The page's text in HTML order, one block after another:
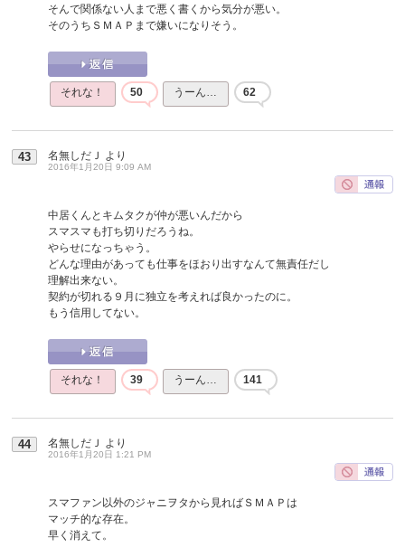
そんで関係ない人まで悪く書くから気分が悪い。
そのうちＳＭＡＰまで嫌いになりそう。
それな！ 50 うーん… 62
43 名無しだＪ より
2016年1月20日 9:09 AM
中居くんとキムタクが仲が悪いんだから
スマスマも打ち切りだろうね。
やらせになっちゃう。
どんな理由があっても仕事をほおり出すなんて無責任だし
理解出来ない。
契約が切れる９月に独立を考えれば良かったのに。
もう信用してない。
それな！ 39 うーん… 141
44 名無しだＪ より
2016年1月20日 1:21 PM
スマファン以外のジャニヲタから見ればＳＭＡＰは
マッチ的な存在。
早く消えて。